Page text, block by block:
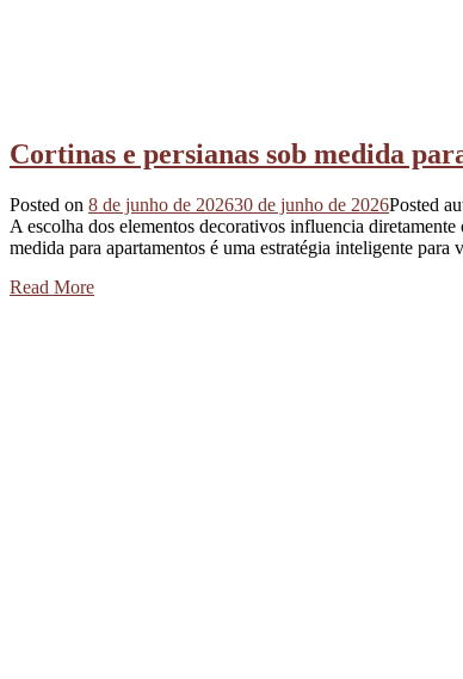
Cortinas e persianas sob medida
Posted on 8 de junho de 202630 de junho de 2026Posted
A escolha dos elementos decorativos influencia
medida para apartamentos é uma estratégia inteligente
Read More